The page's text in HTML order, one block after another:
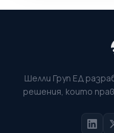
Шелли Груп ЕД
решения, които